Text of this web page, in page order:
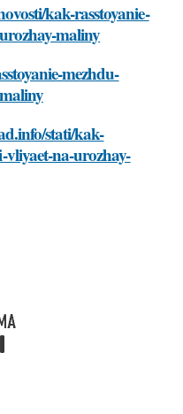
kak-rasstoyanie-
maliny
mezhdu-
stati/kak-
vliyaet-na-urozhay-